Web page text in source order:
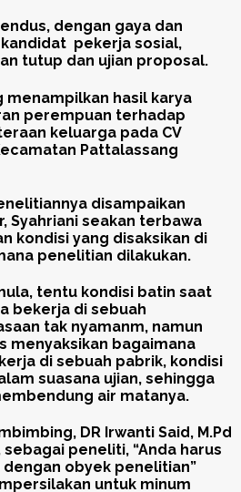
dengan gaya dan
pekerja sosial,
tutup dan ujian proposal.
menampilkan hasil karya
perempuan terhadap
keluarga pada CV
Pattalassang
disampaikan
Syahriani seakan terbawa
kondisi yang disaksikan di
penelitian dilakukan.
tentu kondisi batin saat
bekerja di sebuah
tak nyamanm, namun
menyaksikan bagaimana
di sebuah pabrik, kondisi
suasana ujian, sehingga
air matanya.
DR Irwanti Said, M.Pd
peneliti, “Anda harus
obyek penelitian”
untuk minum